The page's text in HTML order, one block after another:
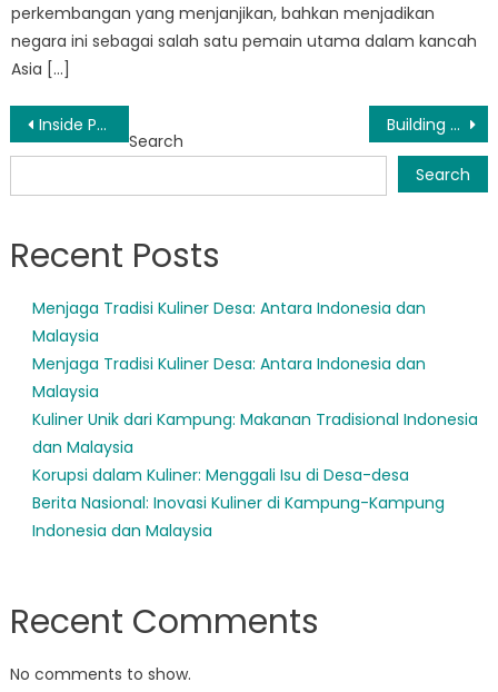
perkembangan yang menjanjikan, bahkan menjadikan
negara ini sebagai salah satu pemain utama dalam kancah
Asia […]
Post
navigation
Inside Pandeglang’s Disaster Relief Efforts: How Badan Penanggulangan Bencana Daerah is Making a Difference Building Resilience: BPBD Provinsi Banten Pandeglang’s Efforts in Disaster Risk Reduction
Search
Search
Recent Posts
Menjaga Tradisi Kuliner Desa: Antara Indonesia dan
Malaysia
Menjaga Tradisi Kuliner Desa: Antara Indonesia dan
Malaysia
Kuliner Unik dari Kampung: Makanan Tradisional Indonesia
dan Malaysia
Korupsi dalam Kuliner: Menggali Isu di Desa-desa
Berita Nasional: Inovasi Kuliner di Kampung-Kampung
Indonesia dan Malaysia
Recent Comments
No comments to show.